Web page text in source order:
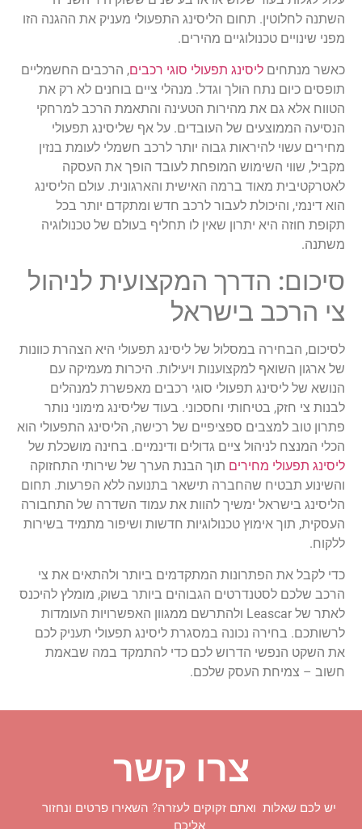
השתנה לחלוטין. תחום הליסינג התפעולי מעניק את ההגנה הזו
מפני שינויים טכנולוגיים מהירים.
כאשר מנתחים ליסינג תפעולי סוגי רכבים, הרכבים החשמליים
תופסים כיום נתח הולך וגדל. מנהלי ציים בוחנים לא רק את
הטווח אלא גם את מהירות הטעינה והתאמת הרכב למרחקי
הנסיעה הממוצעים של העובדים. על אף שליסינג תפעולי
מחירים עשוי להיראות גבוה יותר לרכב חשמלי לעומת בנזין
מקביל, שווי השימוש המופחת לעובד הופך את העסקה
לאטרקטיבית מאוד ברמה האישית והארגונית. עולם הליסינג
הוא דינמי, והיכולת לעבור לרכב חדש ומתקדם יותר בכל
תקופת חוזה היא יתרון שאין לו תחליף בעולם של טכנולוגיה
משתנה.
סיכום: הדרך המקצועית לניהול
צי הרכב בישראל
לסיכום, הבחירה במסלול של ליסינג תפעולי היא הצהרת כוונות
של ארגון השואף למקצוענות ויעילות. היכרות מעמיקה עם
הנושא של ליסינג תפעולי סוגי רכבים מאפשרת למנהלים
לבנות צי חזק, בטיחותי וחסכוני. בעוד שליסינג מימוני נותר
פתרון טוב למצבים ספציפיים של רכישה, הליסינג התפעולי הוא
הכלי המנצח לניהול ציים גדולים ודינמיים. בחינה מושכלת של
ליסינג תפעולי מחירים תוך הבנת הערך של שירותי התחזוקה
והשינוע תבטיח שהחברה תישאר בתנועה ללא הפרעות. תחום
הליסינג בישראל ימשיך להוות את עמוד השדרה של התחבורה
העסקית, תוך אימוץ טכנולוגיות חדשות ושיפור מתמיד בשירות
ללקוח.
כדי לקבל את הפתרונות המתקדמים ביותר ולהתאים את צי
הרכב שלכם לסטנדרטים הגבוהים ביותר בשוק, מומלץ להיכנס
לאתר של Leascar ולהתרשם ממגוון האפשרויות העומדות
לרשותכם. בחירה נכונה במסגרת ליסינג תפעולי תעניק לכם
את השקט הנפשי הדרוש לכם כדי להתמקד במה שבאמת
חשוב – צמיחת העסק שלכם.
צרו קשר
יש לכם שאלות ואתם זקוקים לעזרה? השאירו פרטים ונחזור
אליכם